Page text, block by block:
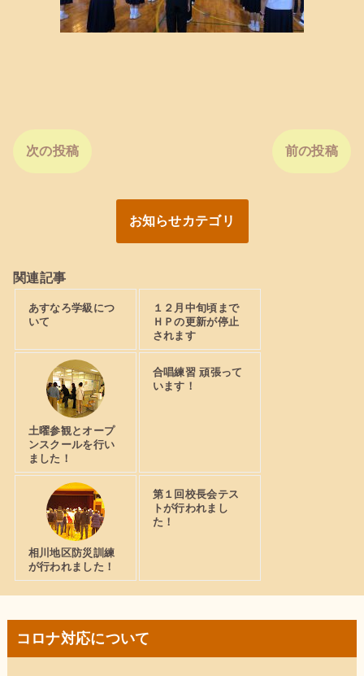
次の投稿 前の投稿
お知らせカテゴリ
関連記事
あすなろ学級につ
いて
１２月中旬頃まで
ＨＰの更新が停止
されます
土曜参観とオープ
ンスクールを行い
ました！
合唱練習 頑張って
います！
相川地区防災訓練
が行われました！
第１回校長会テス
トが行われまし
た！
コロナ対応について